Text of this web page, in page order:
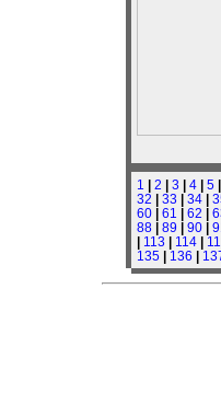
1 | 2 | 3 | 4 | 5 |
32 | 33 | 34 |
60 | 61 | 62 |
88 | 89 | 90 |
| 113 | 114 |
135 | 136 |